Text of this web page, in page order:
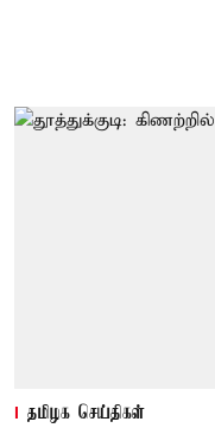
தமிழக செய்திகள்